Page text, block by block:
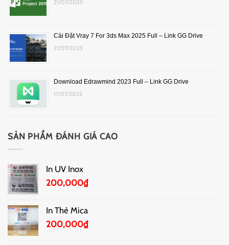
21/07/2025
Cài Đặt Vray 7 For 3ds Max 2025 Full – Link GG Drive
21/07/2025
Download Edrawmind 2023 Full – Link GG Drive
17/07/2025
SẢN PHẨM ĐÁNH GIÁ CAO
In UV Inox
200,000₫
In Thẻ Mica
200,000₫